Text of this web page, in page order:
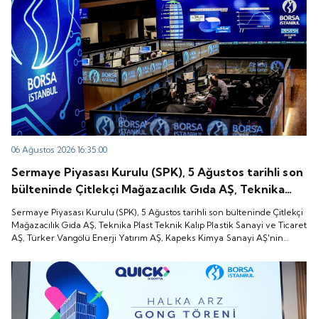
06 Ağustos 2026 16:35:00
Sermaye Piyasası Kurulu (SPK), 5 Ağustos tarihli son
bülteninde Çitlekçi Mağazacılık Gıda AŞ, Teknika
Plast Teknik Kalıp Plastik Sanayi ve Ticaret AŞ,
Türker Vangölü Enerji Yatırım AŞ, Kapeks Kimya
Sanayi AŞ'nin halka arzlarına onay verdiği duyurdu.
Sermaye Piyasası Kurulu (SPK), 5 Ağustos tarihli son bülteninde Çitlekçi
Mağazacılık Gıda AŞ, Teknika Plast Teknik Kalıp Plastik Sanayi ve Ticaret
AŞ, Türker Vangölü Enerji Yatırım AŞ, Kapeks Kimya Sanayi AŞ'nin